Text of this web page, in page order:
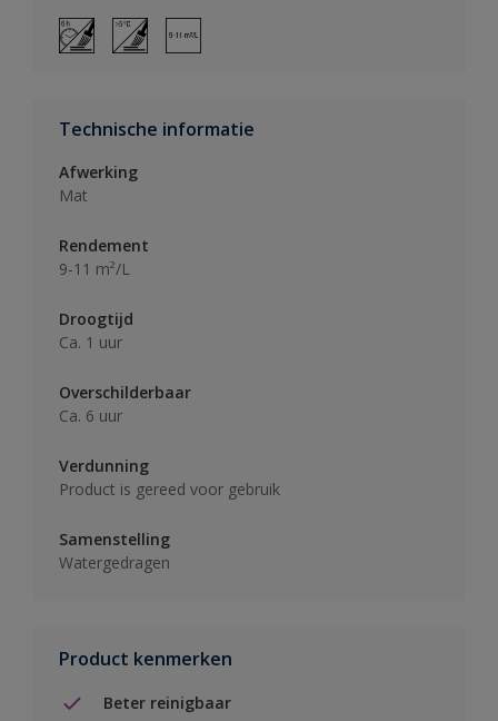
Technische informatie
Afwerking
Mat
Rendement
9-11 m²/L
Droogtijd
Ca. 1 uur
Overschilderbaar
Ca. 6 uur
Verdunning
Product is gereed voor gebruik
Samenstelling
Watergedragen
Product kenmerken
Beter reinigbaar